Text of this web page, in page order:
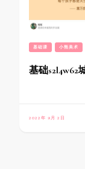
基础课 小熊美术
基础s2l4w62
2022年 9月 2日